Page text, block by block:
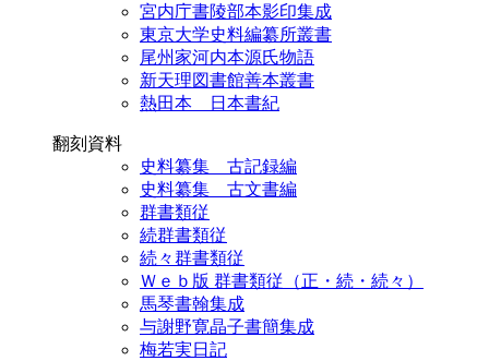
宮内庁書陵部本影印集成
東京大学史料編纂所叢書
尾州家河内本源氏物語
新天理図書館善本叢書
熱田本 日本書紀
翻刻資料
史料纂集 古記録編
史料纂集 古文書編
群書類従
続群書類従
続々群書類従
Ｗｅｂ版 群書類従（正・続・続々）
馬琴書翰集成
与謝野寛晶子書簡集成
梅若実日記